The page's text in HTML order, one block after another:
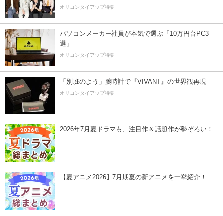
オリコンタイアップ特集
パソコンメーカー社員が本気で選ぶ「10万円台PC3
選」
オリコンタイアップ特集
「別班のよう」腕時計で『VIVANT』の世界観再現
オリコンタイアップ特集
2026年7月夏ドラマも、注目作＆話題作が勢ぞろい！
【夏アニメ2026】7月期夏の新アニメを一挙紹介！